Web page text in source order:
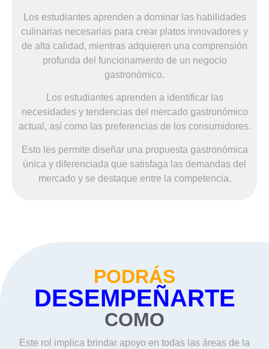
Los estudiantes aprenden a dominar las habilidades
culinarias necesarias para crear platos innovadores y
de alta calidad, mientras adquieren una comprensión
profunda del funcionamiento de un negocio
gastronómico.
Los estudiantes aprenden a identificar las
necesidades y tendencias del mercado gastronómico
actual, así como las preferencias de los consumidores.
Esto les permite diseñar una propuesta gastronómica
única y diferenciada que satisfaga las demandas del
mercado y se destaque entre la competencia.
PODRÁS
DESEMPEÑARTE
COMO
Este rol implica brindar apoyo en todas las áreas de la